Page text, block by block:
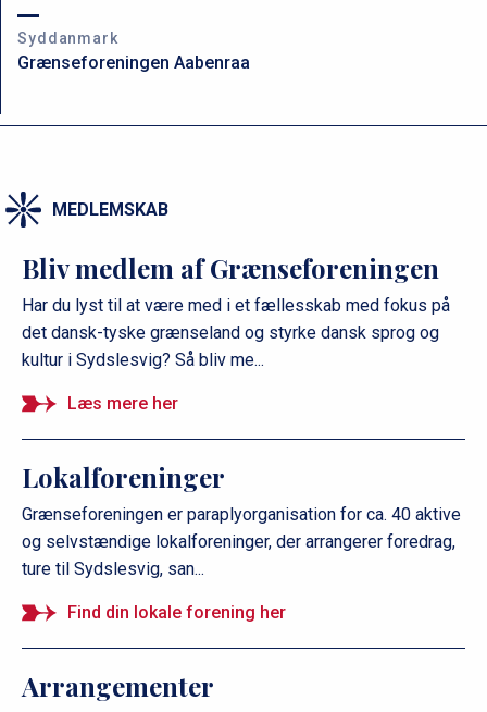
Syddanmark
Grænseforeningen Aabenraa
MEDLEMSKAB
Bliv medlem af Grænseforeningen
Har du lyst til at være med i et fællesskab med fokus på
det dansk-tyske grænseland og styrke dansk sprog og
kultur i Sydslesvig? Så bliv me...
Læs mere her
Lokalforeninger
Grænseforeningen er paraplyorganisation for ca. 40 aktive
og selvstændige lokalforeninger, der arrangerer foredrag,
ture til Sydslesvig, san...
Find din lokale forening her
Arrangementer